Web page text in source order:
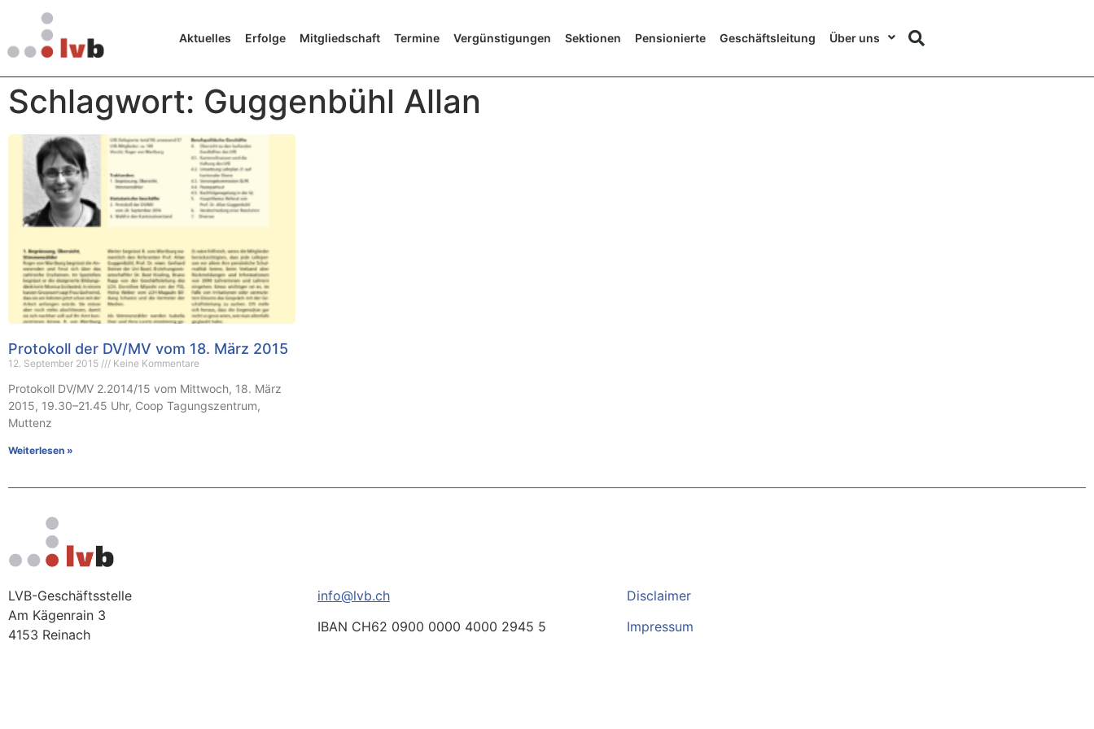
Aktuelles Erfolge Mitgliedschaft Termine Vergünstigungen Sektionen Pensionierte Geschäftsleitung Über uns
Schlagwort: Guggenbühl Allan
Protokoll der DV/MV vom 18. März 2015
12. September 2015 Keine Kommentare
Protokoll DV/MV 2.2014/15 vom Mittwoch, 18. März
2015, 19.30–21.45 Uhr, Coop Tagungszentrum,
Muttenz
Weiterlesen »
LVB-Geschäftsstelle
Am Kägenrain 3
4153 Reinach
info@lvb.ch
IBAN CH62 0900 0000 4000 2945 5
Disclaimer
Impressum